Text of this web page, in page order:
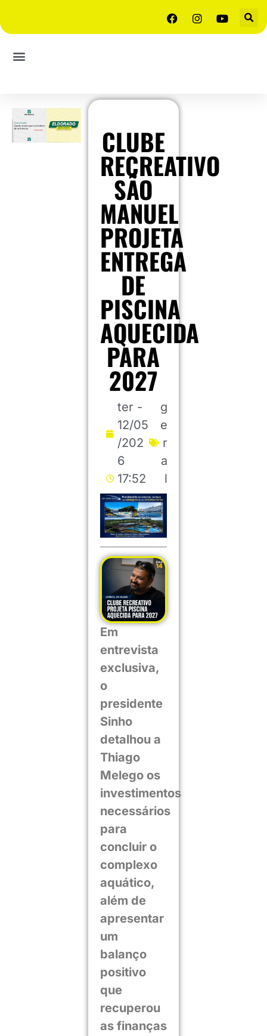
CLUBE
RECREATIVO
SÃO
MANUEL
PROJETA
ENTREGA
DE
PISCINA
AQUECIDA
PARA
2027
ter -
12/05
/202
6
17:52
g
e
r
a
l
Em
entrevista
exclusiva,
o
presidente
Sinho
detalhou a
Thiago
Melego os
investimentos
necessários
para
concluir o
complexo
aquático,
além de
apresentar
um
balanço
positivo
que
recuperou
as finanças